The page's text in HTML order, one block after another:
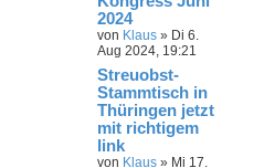
2024
von Klaus » Di 6.
Aug 2024, 19:21
Streuobst-
Stammtisch in
Thüringen jetzt
mit richtigem
link
von Klaus » Mi 17.